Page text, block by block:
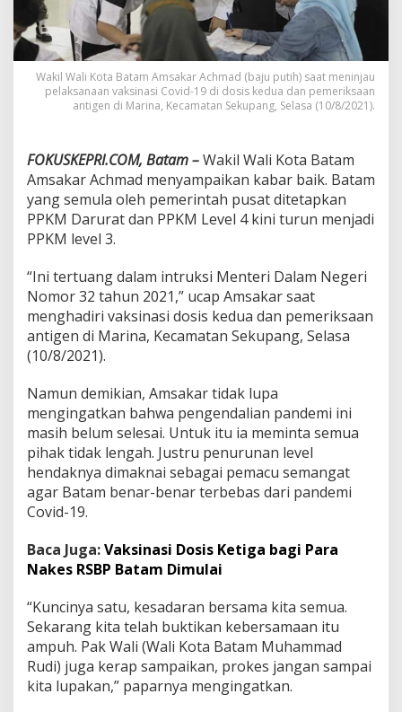
p
n
P
r
o
s
P
P
K
B
t
a
r
u
n
k
e
L
e
l
3
Wakil Wali Kota Batam Amsakar Achmad (baju putih) saat meninjau
pelaksanaan vaksinasi Covid-19 di dosis kedua dan pemeriksaan
antigen di Marina, Kecamatan Sekupang, Selasa (10/8/2021).
FOKUSKEPRI.COM, Batam –Wakil Wali Kota Batam
Amsakar Achmad menyampaikan kabar baik. Batam
yang semula oleh pemerintah pusat ditetapkan
PPKM Darurat dan PPKM Level 4 kini turun menjadi
PPKM level 3.
“Ini tertuang dalam intruksi Menteri Dalam Negeri
Nomor 32 tahun 2021,” ucap Amsakar saat
menghadiri vaksinasi dosis kedua dan pemeriksaan
antigen di Marina, Kecamatan Sekupang, Selasa
(10/8/2021).
Namun demikian, Amsakar tidak lupa
mengingatkan bahwa pengendalian pandemi ini
masih belum selesai. Untuk itu ia meminta semua
pihak tidak lengah. Justru penurunan level
hendaknya dimaknai sebagai pemacu semangat
agar Batam benar-benar terbebas dari pandemi
Covid-19.
Baca Juga:Vaksinasi Dosis Ketiga bagi Para
Nakes RSBP Batam Dimulai
“Kuncinya satu, kesadaran bersama kita semua.
Sekarang kita telah buktikan kebersamaan itu
ampuh. Pak Wali (Wali Kota Batam Muhammad
Rudi) juga kerap sampaikan, prokes jangan sampai
kita lupakan,” paparnya mengingatkan.